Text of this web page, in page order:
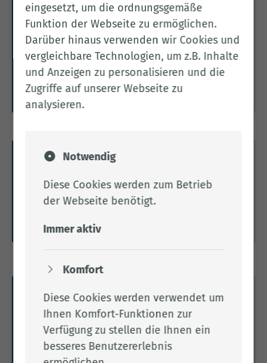
Benutzung & Umschreibung
ausländischer Fahrerlaubnisse
Hier finden Sie alles zur Benutzung und
Umschreibung ausländischer Fahrerlaubnisse.
Weitere Informationen
Berufskraftfahrer
Hier finden Sie alle Informationen zu
Fahrerlaubnissen für Berufskraftfahrer.
Weitere Informationen
Erforderliche Antragsunterlagen
Hier erfahren Sie alles zu den jeweils
erforderlichen Antragsunterlagen für
Fahrerlaubnisse.
eingesetzt, um die ordnungsgemäße
Funktion der Webseite zu ermöglichen.
Darüber hinaus verwenden wir Cookies und
vergleichbare Technologien, um z.B. Inhalte
und Anzeigen zu personalisieren und die
Zugriffe auf unserer Webseite zu
analysieren.
Notwendig
Diese Cookies werden zum Betrieb
der Webseite benötigt.
Immer aktiv
Komfort
Diese Cookies werden verwendet um
Ihnen Komfort-Funktionen zur
Verfügung zu stellen die Ihnen ein
besseres Benutzererlebnis